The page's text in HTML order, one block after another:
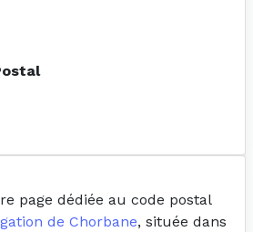
page dédiée au code postal
de Chorbane, située dans